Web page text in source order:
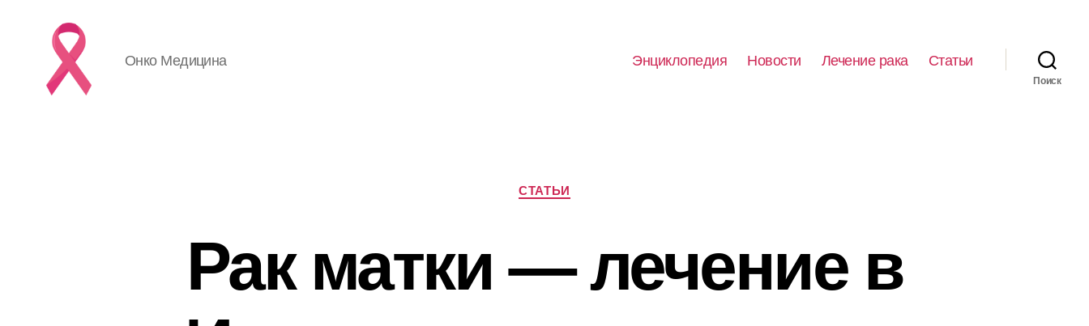
Онко Медицина Энциклопедия Новости Лечение рака Статьи
Поиск
Рубрики
СТАТЬИ
Рак матки — лечение в